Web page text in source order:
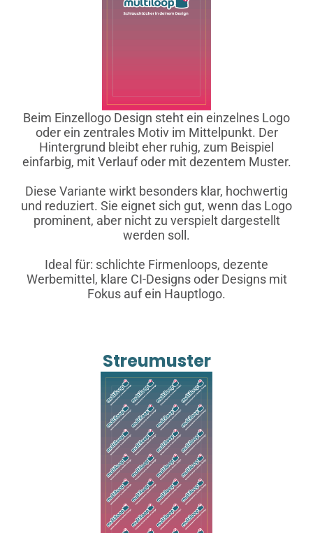
Beim Einzellogo Design steht ein einzelnes Logo
oder ein zentrales Motiv im Mittelpunkt. Der
Hintergrund bleibt eher ruhig, zum Beispiel
einfarbig, mit Verlauf oder mit dezentem Muster.
Diese Variante wirkt besonders klar, hochwertig
und reduziert. Sie eignet sich gut, wenn das Logo
prominent, aber nicht zu verspielt dargestellt
werden soll.
Ideal für: schlichte Firmenloops, dezente
Werbemittel, klare CI-Designs oder Designs mit
Fokus auf ein Hauptlogo.
Streumuster